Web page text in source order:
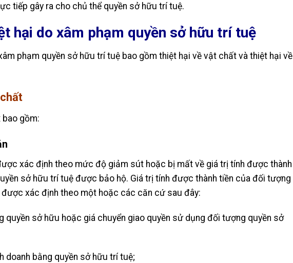
tiếp gây ra cho chủ thể quyền sở hữu trí tuệ.
hại do xâm phạm quyền sở hữu trí tuệ
phạm quyền sở hữu trí tuệ bao gồm thiệt hại về vật chất và thiệt hại về
gồm:
xác định theo mức độ giảm sút hoặc bị mất về giá trị tính được thành
sở hữu trí tuệ được bảo hộ. Giá trị tính được thành tiền của đối tượng
xác định theo một hoặc các căn cứ sau đây:
quyền sở hữu hoặc giá chuyển giao quyền sử dụng đối tượng quyền sở
doanh bằng quyền sở hữu trí tuệ;